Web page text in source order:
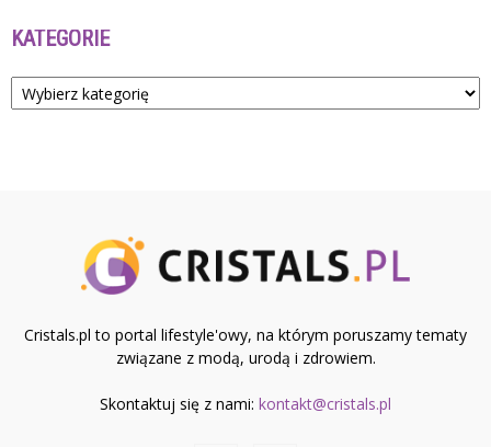
KATEGORIE
Kategorie
Cristals.pl to portal lifestyle'owy, na którym poruszamy tematy
związane z modą, urodą i zdrowiem.
Skontaktuj się z nami: kontakt@cristals.pl